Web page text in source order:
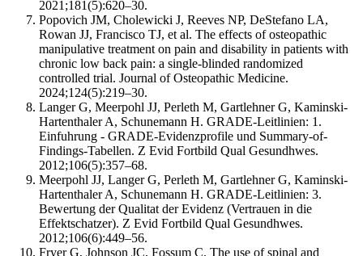
2021;181(5):620–30.
Popovich JM, Cholewicki J, Reeves NP, DeStefano LA,
Rowan JJ, Francisco TJ, et al. The effects of osteopathic
manipulative treatment on pain and disability in patients with
chronic low back pain: a single-blinded randomized
controlled trial. Journal of Osteopathic Medicine.
2024;124(5):219–30.
Langer G, Meerpohl JJ, Perleth M, Gartlehner G, Kaminski-
Hartenthaler A, Schunemann H. GRADE-Leitlinien: 1.
Einfuhrung - GRADE-Evidenzprofile und Summary-of-
Findings-Tabellen. Z Evid Fortbild Qual Gesundhwes.
2012;106(5):357–68.
Meerpohl JJ, Langer G, Perleth M, Gartlehner G, Kaminski-
Hartenthaler A, Schunemann H. GRADE-Leitlinien: 3.
Bewertung der Qualitat der Evidenz (Vertrauen in die
Effektschatzer). Z Evid Fortbild Qual Gesundhwes.
2012;106(6):449–56.
Fryer G, Johnson JC, Fossum C. The use of spinal and